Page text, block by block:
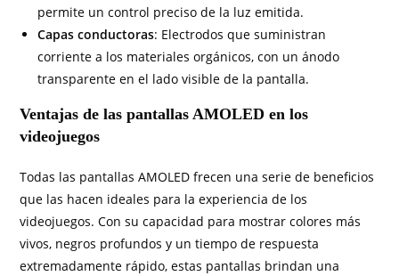
permite un control preciso de la luz emitida.
Capas conductoras: Electrodos que suministran
corriente a los materiales orgánicos, con un ánodo
transparente en el lado visible de la pantalla.
Ventajas de las pantallas AMOLED en los
videojuegos
Todas las pantallas AMOLED frecen una serie de beneficios
que las hacen ideales para la experiencia de los
videojuegos. Con su capacidad para mostrar colores más
vivos, negros profundos y un tiempo de respuesta
extremadamente rápido, estas pantallas brindan una